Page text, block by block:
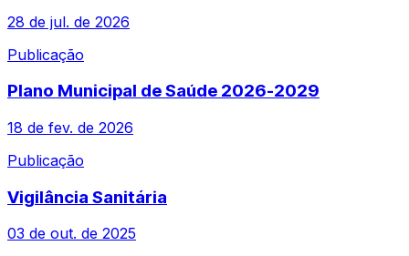
28 de jul. de 2026
Publicação
Plano Municipal de Saúde 2026-2029
18 de fev. de 2026
Publicação
Vigilância Sanitária
03 de out. de 2025